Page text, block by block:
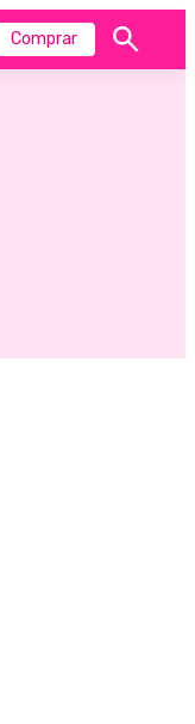
Comprar
Mostrar